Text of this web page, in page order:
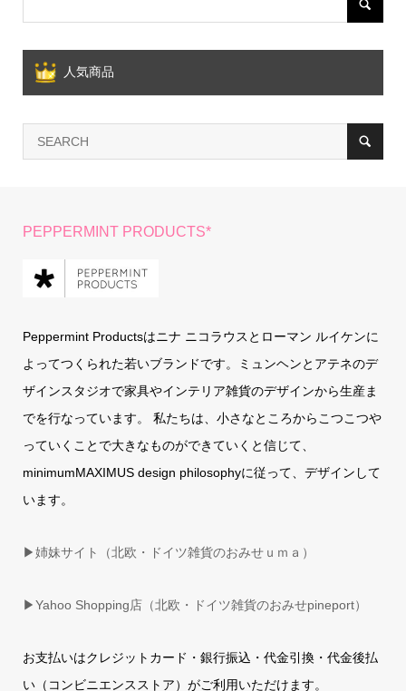
人気商品
PEPPERMINT PRODUCTS*
Peppermint Productsはニナ ニコラウスとローマン ルイケンに
よってつくられた若いブランドです。ミュンヘンとアテネのデ
ザインスタジオで家具やインテリア雑貨のデザインから生産ま
でを行なっています。 私たちは、小さなところからこつこつや
っていくことで大きなものができていくと信じて、
minimumMAXIMUS design philosophyに従って、デザインして
います。
▶姉妹サイト（北欧・ドイツ雑貨のおみせｕｍａ）
▶Yahoo Shopping店（北欧・ドイツ雑貨のおみせpineport）
お支払いはクレジットカード・銀行振込・代金引換・代金後払
い（コンビニエンスストア）がご利用いただけます。